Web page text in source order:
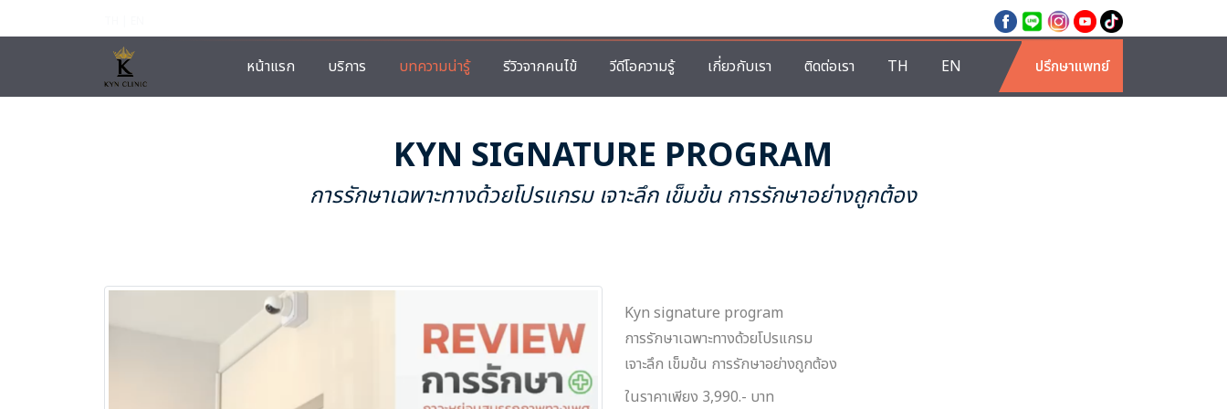
หน้าแรก บริการ บทความน่ารู้ รีวิวจากคนไข้ วีดีโอความรู้ เกี่ยวกับเรา ติดต่อเรา TH EN ปรึกษาแพทย์
KYN SIGNATURE PROGRAM
การรักษาเฉพาะทางด้วยโปรแกรม เจาะลึก เข็มข้น การรักษาอย่างถูกต้อง
Kyn signature program
การรักษาเฉพาะทางด้วยโปรแกรม
เจาะลึก เข็มข้น การรักษาอย่างถูกต้อง
ในราคาเพียง 3,990.- บาท